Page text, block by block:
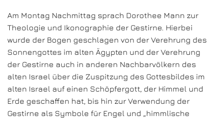
Am Montag Nachmittag sprach Dorothee Mann zur
Theologie und Ikonographie der Gestirne. Hierbei
wurde der Bogen geschlagen von der Verehrung des
Sonnengottes im alten Ägypten und der Verehrung
der Gestirne auch in anderen Nachbarvölkern des
alten Israel über die Zuspitzung des Gottesbildes im
alten Israel auf einen Schöpfergott, der Himmel und
Erde geschaffen hat, bis hin zur Verwendung der
Gestirne als Symbole für Engel und „himmlische